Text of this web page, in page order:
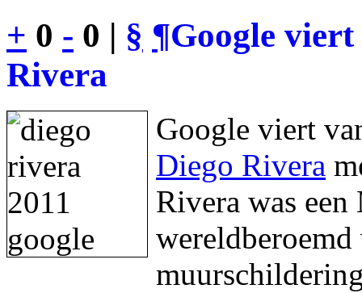
+ 0 - 0 | § ¶Google
Rivera
Google viert
Diego Rivera
Rivera was een